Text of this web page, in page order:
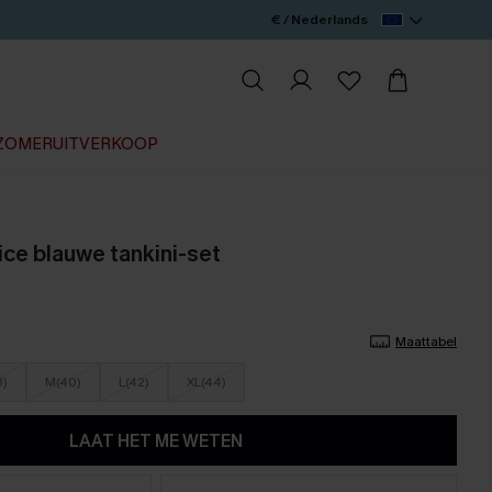
€ / Nederlands
blauwe tankini-set
Maattabel
M(40) L(42) XL(44)
LAAT HET ME WETEN